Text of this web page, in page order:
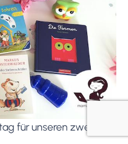
für unseren zweiten